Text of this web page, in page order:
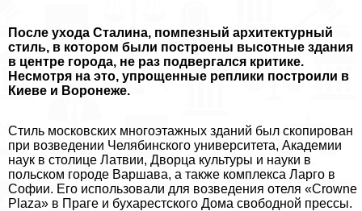
После ухода Сталина, помпезный архитектурный
стиль, в котором были построены высотные здания
в центре города, не раз подвергался критике.
Несмотря на это, упрощенные реплики построили в
Киеве и Воронеже.
Стиль московских многоэтажных зданий был скопирован
при возведении Челябинского университета, Академии
наук в столице Латвии, Дворца культуры и науки в
польском городе Варшава, а также комплекса Ларго в
Софии. Его использовали для возведения отеля «Crowne
Plaza» в Праге и бухарестского Дома свободной прессы.